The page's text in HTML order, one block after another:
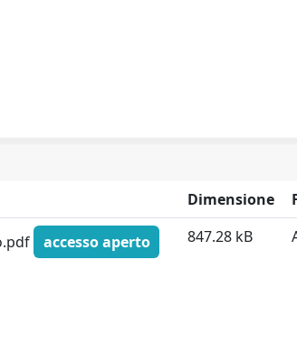
Dimensione
accesso aperto
847.28 kB